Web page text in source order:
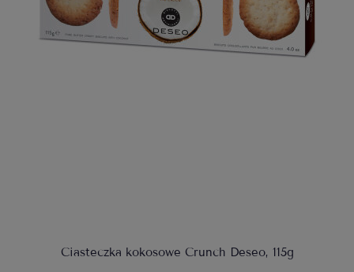
Ciasteczka kokosowe Crunch Deseo, 115g